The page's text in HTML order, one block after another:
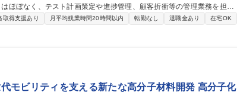
ほぼなく、テスト計画策定や進捗管理、顧客折衝等の管理業務を担い
顧客との折衝 ■品質設計:顧客企業と合意した方針に基づき、最適なテ
後はテスター業務を学び、実務知識を身につける研修からスタート。
れます。 募集職種 大阪【ゲームQAリーダー】服
取得支援あり 月平均残業時間20時間以内 転勤なし 退職金あり
在宅OK
モビリティを支える新たな高分子材料開発 高分子化